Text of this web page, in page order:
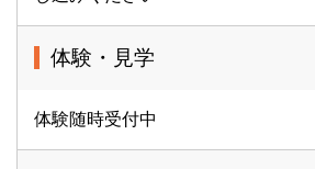
体験・見学
体験随時受付中